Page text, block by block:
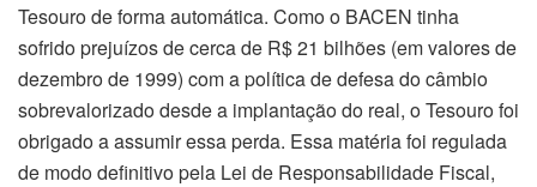
Tesouro de forma automática. Como o BACEN tinha
sofrido prejuízos de cerca de R$ 21 bilhões (em valores de
dezembro de 1999) com a política de defesa do câmbio
sobrevalorizado desde a implantação do real, o Tesouro foi
obrigado a assumir essa perda. Essa matéria foi regulada
de modo definitivo pela Lei de Responsabilidade Fiscal,